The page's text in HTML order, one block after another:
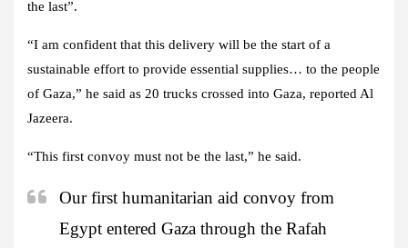
the last”.
“I am confident that this delivery will be the start of a
sustainable effort to provide essential supplies… to the people
of Gaza,” he said as 20 trucks crossed into Gaza, reported Al
Jazeera.
“This first convoy must not be the last,” he said.
Our first humanitarian aid convoy from
Egypt entered Gaza through the Rafah